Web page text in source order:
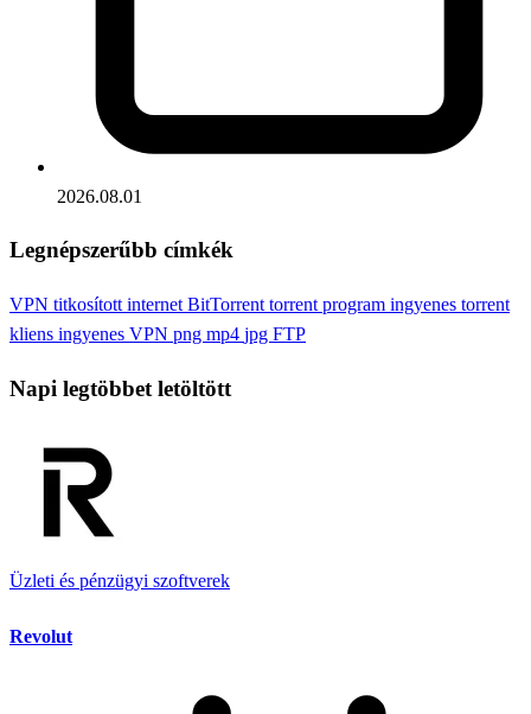
2026.08.01
Legnépszerűbb címkék
VPN titkosított internet BitTorrent torrent program ingyenes torrent
kliens ingyenes VPN png mp4 jpg FTP
Napi legtöbbet letöltött
Üzleti és pénzügyi szoftverek
Revolut